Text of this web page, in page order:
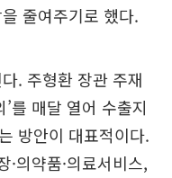
줄여주기로 했다.
. 주형환 장관 주재
를 매달 열어 수출지
방안이 대표적이다.
의약품·의료서비스,